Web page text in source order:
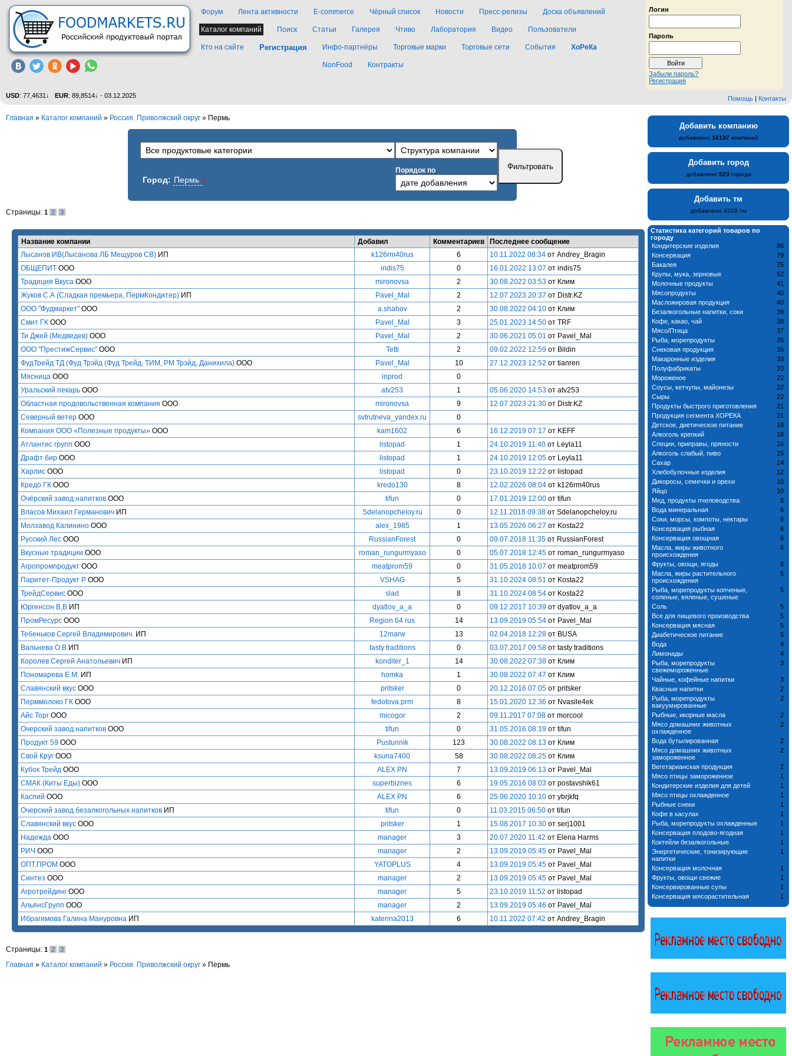
Логин
Пароль
Забыли пароль?
Регистрация
Форум Лента активности E-commerce Чёрный список Новости Пресс-релизы Доска объявлений
Каталог компаний Поиск Статьи Галерея Чтиво Лаборатория Видео Пользователи
Кто на сайте Регистрация Инфо-партнёры Торговые марки Торговые сети События ХоРеКа
NonFood Контракты
Помощь | Контакты
USD: 77,4631↓ EUR: 89,8514↓ - 03.12.2025
Главная » Каталог компаний » Россия. Приволжский округ » Пермь
Город: Пермь x
Порядок по
Страницы: 1 2 3
Название компании Добавил Комментариев
Последнее сообщение
Лысанов ИВ(Лысанова ЛБ Мещуров СВ) ИП k126rm40rus 6 10.11.2022 08:34 от Andrey_Bragin
ОБЩЕПИТ ООО indis75 0 16.01.2022 13:07 от indis75
Традиция Вкуса ООО mironovsa 2 30.08.2022 03:53 от Клим
Жуков С.А (Сладкая премьера, ПермКондитер) ИП Pavel_Mal 2 12.07.2023 20:37 от Distr.KZ
ООО "Фудмаркет" ООО a.shahov 2 30.08.2022 04:10 от Клим
Смит ГК ООО Pavel_Mal 3 25.01.2023 14:50 от TRF
Ти Джей (Медведев) ООО Pavel_Mal 2 30.06.2021 05:01 от Pavel_Mal
ООО "ПрестижСервис" ООО Tetti 2 09.02.2022 12:59 от Bildin
ФудТрейд ТД (Фуд Трэйд (Фуд Трейд, ТИМ, РМ Трэйд, Данихила) ООО Pavel_Mal 10 27.12.2023 12:52 от tianren
Мясница ООО inprod
0
Уральский пекарь ООО atv253 1 05.06.2020 14:53 от atv253
Областная продовольственная компания ООО mironovsa 9 12.07.2023 21:30 от Distr.KZ
Северный ветер ООО svtrutneva_yandex.ru
0
Компания ООО «Полезные продукты» ООО kam1602 6 16.12.2019 07:17 от KEFF
Атлантис групп ООО listopad 1 24.10.2019 11:40 от Leyla11
Драфт бир ООО listopad 1 24.10.2019 12:05 от Leyla11
Харлис ООО listopad 0 23.10.2019 12:22 от listopad
Кредо ГК ООО kredo130 8 12.02.2026 08:04 от k126rm40rus
Очёрский завод напитков ООО tifun 0 17.01.2019 12:00 от tifun
Власов Михаил Германович ИП Sdelanopcheloy.ru 0 12.11.2018 09:38 от Sdelanopcheloy.ru
Молзавод Калинино ООО alex_1985 1 13.05.2026 06:27 от Kosta22
Русский Лес ООО RussianForest 0 09.07.2018 11:35 от RussianForest
Вкусные традиции ООО roman_rungurmyaso 0 05.07.2018 12:45 от roman_rungurmyaso
Агропромпродукт ООО meatprom59 0 31.05.2018 10:07 от meatprom59
Паритет-Продукт Р ООО VSHAG 5 31.10.2024 08:51 от Kosta22
ТрейдСервис ООО slad 8 31.10.2024 08:54 от Kosta22
Юргенсон В,В ИП dyatlov_a_a 0 09.12.2017 10:39 от dyatlov_a_a
ПромРесурс ООО Region 64 rus 14 13.09.2019 05:54 от Pavel_Mal
Тебеньков Сергей Владимирович. ИП 12marw 13 02.04.2018 12:28 от BUSA
Вальнева О В ИП tasty traditions 0 03.07.2017 09:58 от tasty traditions
Королев Сергей Анатольевич ИП konditer_1 14 30.08.2022 07:38 от Клим
Пономарева Е.М. ИП homka 1 30.08.2022 07:47 от Клим
Славянский вкус ООО pritsker 0 20.12.2016 07:05 от pritsker
Перммолоко ГК ООО fedotova.prm 8 15.01.2020 12:36 от Nvasile4ek
Айс Торг ООО micogor 2 09.11.2017 07:08 от morcool
Очерский завод напитков ООО tifun 0 31.05.2016 08:19 от tifun
Продукт 59 ООО Pustunnik 123 30.08.2022 08:13 от Клим
Свой Круг ООО ksuna7400 58 30.08.2022 08:25 от Клим
Кубок Трейд ООО ALEX PN 7 13.09.2019 06:13 от Pavel_Mal
СМАК (Киты Еды) ООО superbiznes 6 19.05.2016 08:03 от postavshik61
Каспий ООО ALEX PN 6 25.06.2020 10:10 от ybrjkfq
Очерский завод безалкогольных напитков ИП tifun 0 11.03.2015 06:50 от tifun
Славянский вкус ООО pritsker 1 15.08.2017 10:30 от serj1001
Надежда ООО manager 3 20.07.2020 11:42 от Elena Harms
РИЧ ООО manager 2 13.09.2019 05:45 от Pavel_Mal
ОПТ.ПРОМ ООО YATOPLUS 4 13.09.2019 05:45 от Pavel_Mal
Синтез ООО manager 2 13.09.2019 05:45 от Pavel_Mal
Агротрейдинг ООО manager 5 23.10.2019 11:52 от listopad
АльянсГрупп ООО manager 2 13.09.2019 05:46 от Pavel_Mal
Ибрагимова Галина Мануровна ИП katerina2013 6 10.11.2022 07:42 от Andrey_Bragin
Страницы: 1 2 3
Главная » Каталог компаний » Россия. Приволжский округ » Пермь
Добавить компанию
добавлено 16137 компаний
Добавить город
добавлено 523 города
Добавить тм
добавлено 4209 тм
Статистика категорий товаров по
городу
Кондитерские изделия
86
Консервация
79
Бакалея
75
Крупы, мука, зерновые
52
Молочные продукты
41
Мясопродукты
40
Масложировая продукция
40
Безалкогольные напитки, соки
39
Кофе, какао, чай
38
Мясо/Птица
37
Рыба, морепродукты
35
Снековая продукция
35
Макаронные изделия
33
Полуфабрикаты
33
Мороженое
22
Соусы, кетчупы, майонезы
22
Сыры
22
Продукты быстрого приготовления
21
Продукция сегмента ХОРЕКА
21
Детское, диетическое питание
18
Алкоголь крепкий
18
Специи, приправы, пряности
16
Алкоголь слабый, пиво
15
Сахар
14
Хлебобулочные изделия
12
Дикоросы, семечки и орехи
10
Яйцо
10
Мед, продукты пчеловодства
8
Вода минеральная
6
Соки, морсы, компоты, нектары
6
Консервация рыбная
6
Консервация овощная
6
Масла, жиры животного
происхождения
6
Фрукты, овощи, ягоды
6
Масла, жиры растительного
происхождения
5
Рыба, морепродукты копченые,
соленые, вяленые, сушеные
5
Соль
5
Все для пищевого производства
5
Консервация мясная
5
Диабетическое питание
5
Вода
4
Лимонады
4
Рыба, морепродукты
свежемороженные
3
Чайные, кофейные напитки
3
Квасные напитки
2
Рыба, морепродукты
вакуумированные
2
Рыбные, икорные масла
2
Мясо домашних животных
охлажденное
2
Вода бутылированная
2
Мясо домашних животных
замороженное
2
Вегетарианская продукция
2
Мясо птицы замороженное
1
Кондитерские изделия для детей
1
Мясо птицы охлажденное
1
Рыбные снеки
1
Кофе в касулах
1
Рыба, морепродукты охлажденные
1
Консервация плодово-ягодная
1
Коктейли безалкогольные
1
Энергетические, тонизирующие
напитки
1
Консервация молочная
1
Фрукты, овощи свежие
1
Консервированные супы
1
Консервация мясорастительная
1